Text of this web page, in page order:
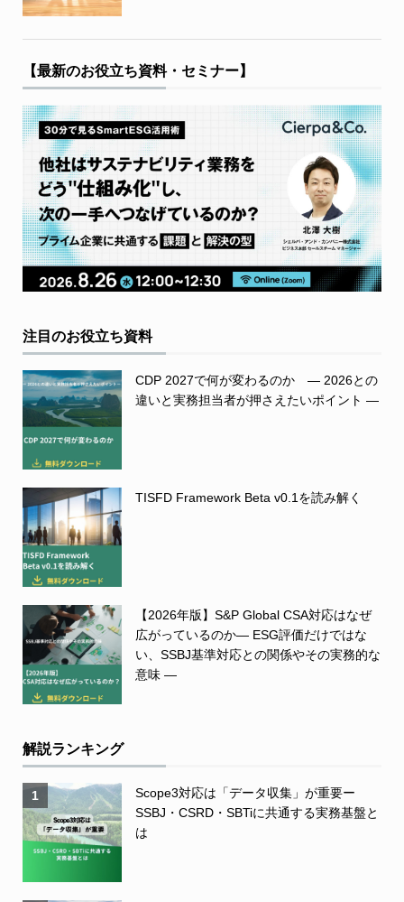
【最新のお役立ち資料・セミナー】
注目のお役立ち資料
CDP 2027で何が変わるのか ― 2026との
違いと実務担当者が押さえたいポイント ―
TISFD Framework Beta v0.1を読み解く
【2026年版】S&P Global CSA対応はなぜ
広がっているのか― ESG評価だけではな
い、SSBJ基準対応との関係やその実務的な
意味 ―
解説ランキング
1
Scope3対応は「データ収集」が重要ー
SSBJ・CSRD・SBTiに共通する実務基盤と
は